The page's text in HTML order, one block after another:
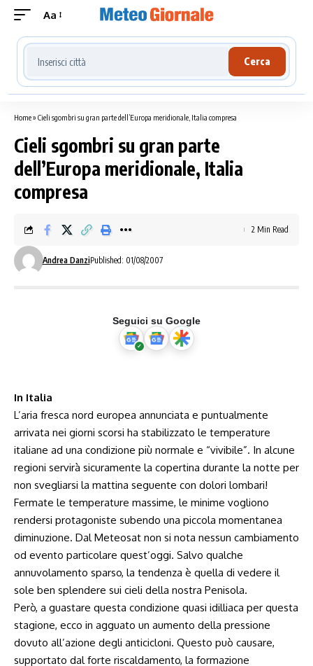
Aa
Cerca località meteo
Cerca
Home» Cieli sgombri su gran parte dell’Europa meridionale, Italia compresa
Cieli sgombri su gran parte
dell’Europa meridionale, Italia
compresa
Andrea DanziPublished: 01/08/2007
2 Min Read
Seguici su Google
In Italia
L’aria fresca nord europea annunciata e puntualmente
arrivata nei giorni scorsi ha stabilizzato le temperature
italiane ad una condizione più normale e “vivibile”. In alcune
regioni servirà sicuramente la copertina durante la notte per
non svegliarsi la mattina seguente con dolori lombari!
Fermate le temperature massime, le minime vogliono
rendersi protagoniste subendo una piccola momentanea
diminuzione. Dal Meteosat non si nota nessun cambiamento
od evento particolare quest’oggi. Salvo qualche
annuvolamento sparso, la tendenza è quella di vedere il
sole ben splendere sui cieli della nostra Penisola.
Però, a guastare questa condizione quasi idilliaca per questa
stagione, ecco in agguato un aumento della pressione
dovuto all’azione degli anticicloni. Questo può causare,
supportato dal forte riscaldamento, la formazione